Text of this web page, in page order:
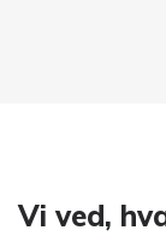
Vi ved,